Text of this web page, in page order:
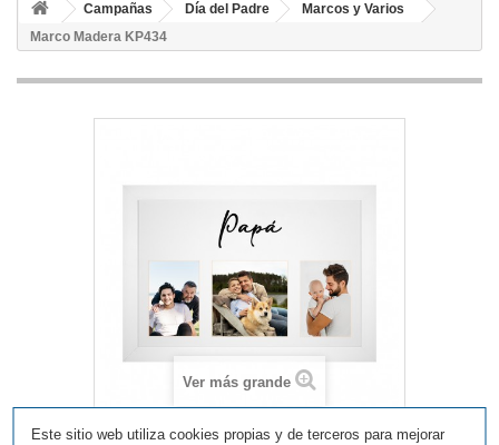
Este sitio web utiliza cookies propias y de terceros para mejorar
Campañas Día del Padre
Marcos y Varios
Marco Madera KP434
Ver más grande